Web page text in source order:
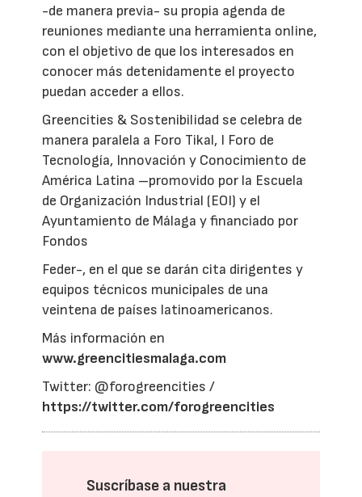
-de manera previa- su propia agenda de
reuniones mediante una herramienta online,
con el objetivo de que los interesados en
conocer más detenidamente el proyecto
puedan acceder a ellos.
Greencities & Sostenibilidad se celebra de
manera paralela a Foro Tikal, I Foro de
Tecnología, Innovación y Conocimiento de
América Latina –promovido por la Escuela
de Organización Industrial (EOI) y el
Ayuntamiento de Málaga y financiado por
Fondos
Feder-, en el que se darán cita dirigentes y
equipos técnicos municipales de una
veintena de países latinoamericanos.
Más información en
www.greencitiesmalaga.com
Twitter: @forogreencities /
https://twitter.com/forogreencities
Suscríbase a nuestra